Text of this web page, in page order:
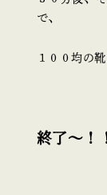
で、
１００均の
終了～！